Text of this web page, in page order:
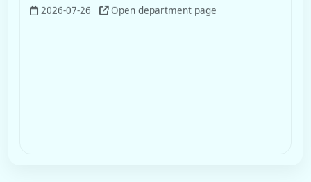
2026-07-26 Open department page